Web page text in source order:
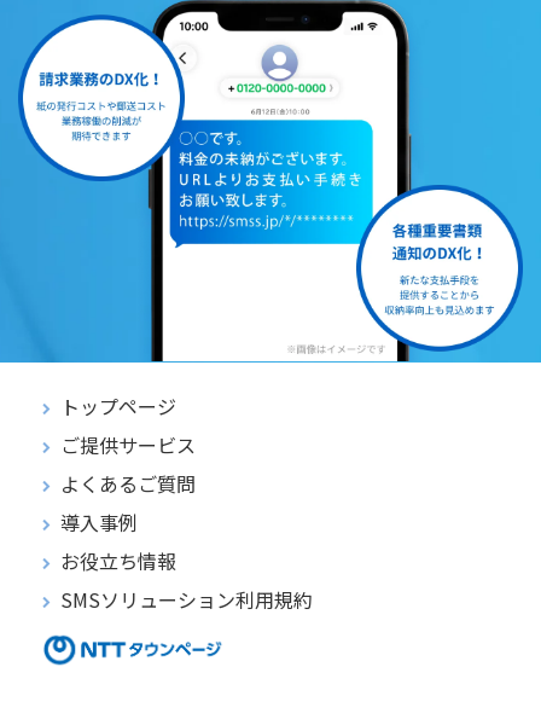
トップページ
ご提供サービス
よくあるご質問
導入事例
お役立ち情報
SMSソリューション利用規約